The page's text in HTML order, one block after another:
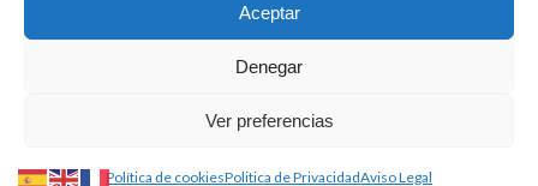
Aceptar
Denegar
Ver preferencias
Política de cookiesPolitica de PrivacidadAviso Legal
Hotel Plaza Valle de Benasque © Copyright |Desarrollado por Maremagno
Política de cookies (UE)
Accesibilidad Politica de Privacidad